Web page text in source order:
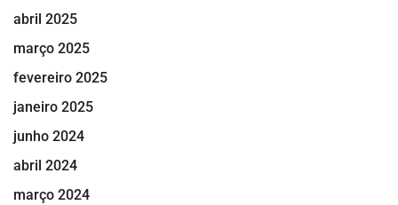
abril 2025
março 2025
fevereiro 2025
janeiro 2025
junho 2024
abril 2024
março 2024